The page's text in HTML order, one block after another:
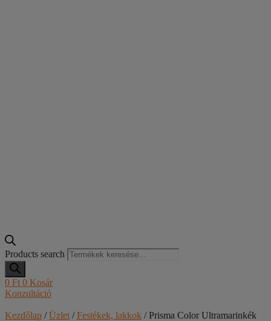
Products search
0 Ft 0 Kosár
Konzultáció
Kezdőlap /Üzlet /Festékek, lakkok / Prisma Color Ultramarinkék